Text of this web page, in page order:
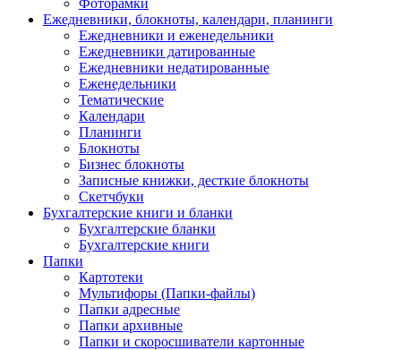
Фоторамки
Ежедневники, блокноты, календари, планинги
Ежедневники и еженедельники
Ежедневники датированные
Ежедневники недатированные
Еженедельники
Тематические
Календари
Планинги
Блокноты
Бизнес блокноты
Записные книжки, десткие блокноты
Скетчбуки
Бухгалтерские книги и бланки
Бухгалтерские бланки
Бухгалтерские книги
Папки
Картотеки
Мультифоры (Папки-файлы)
Папки адресные
Папки архивные
Папки и скоросшиватели картонные